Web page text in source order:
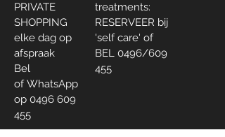
PRIVATE
SHOPPING
elke dag op
afspraak
Bel
ofWhatsApp
op 0496 609
455
treatments:
RESERVEER bij
'self care' of
BEL 0496/609
455